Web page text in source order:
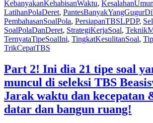
Gugur
di
TBS
LPDP!
Ternyata
tipe
ini
yang
sering
bikin
peserta
kehabisan
KebanyakanKehabisanWaktu,
LatihanPolaDeret,
PembahasanSoalPola, PersiapanTBSLPDP,
SoalPolaDanDeret, StrategiKerjaSoal,
TernyataTipeSoalIni, TingkatKesulitanSoal,
TrikCepatTBS
Part 2! Ini dia 21 tipe soal
muncul di seleksi TBS
Jarak waktu dan kecepatan
datar dan bangun ruang!